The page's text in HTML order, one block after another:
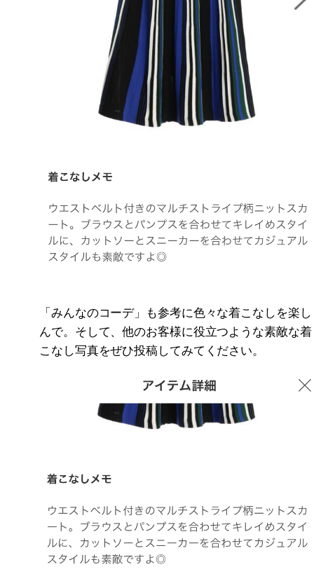
「みんなのコーデ」も参考に色々な着こなしを楽し
んで。そして、他のお客様に役立つような素敵な着
こなし写真をぜひ投稿してみてください。